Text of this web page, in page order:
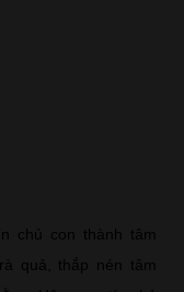
chủ con thành tâm
quả, thắp nén tâm